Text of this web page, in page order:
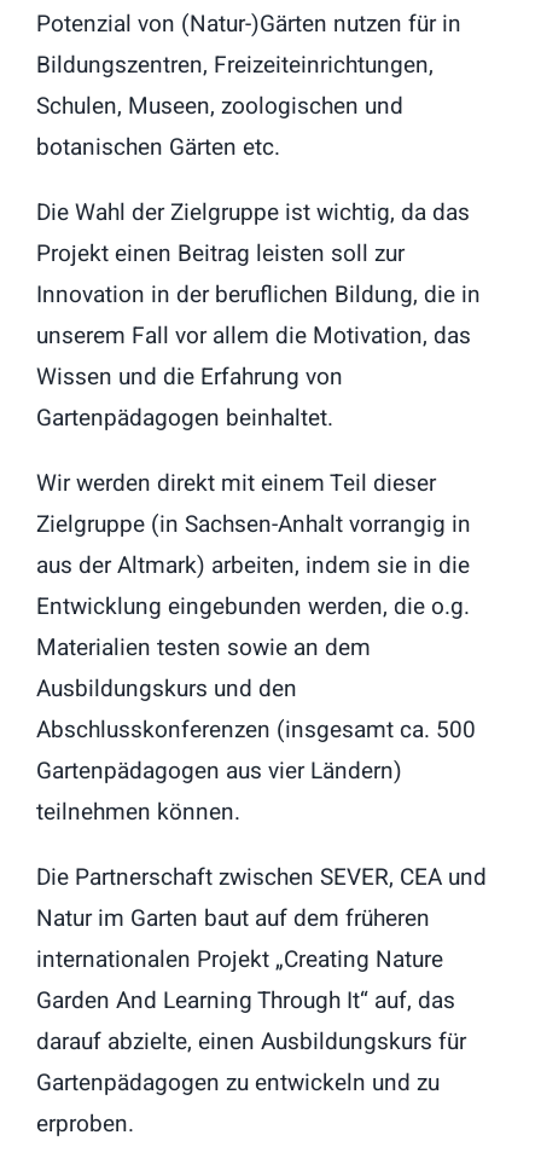
Potenzial von (Natur-)Gärten nutzen für in
Bildungszentren, Freizeiteinrichtungen,
Schulen, Museen, zoologischen und
botanischen Gärten etc.
Die Wahl der Zielgruppe ist wichtig, da das
Projekt einen Beitrag leisten soll zur
Innovation in der beruflichen Bildung, die in
unserem Fall vor allem die Motivation, das
Wissen und die Erfahrung von
Gartenpädagogen beinhaltet.
Wir werden direkt mit einem Teil dieser
Zielgruppe (in Sachsen-Anhalt vorrangig in
aus der Altmark) arbeiten, indem sie in die
Entwicklung eingebunden werden, die o.g.
Materialien testen sowie an dem
Ausbildungskurs und den
Abschlusskonferenzen (insgesamt ca. 500
Gartenpädagogen aus vier Ländern)
teilnehmen können.
Die Partnerschaft zwischen SEVER, CEA und
Natur im Garten baut auf dem früheren
internationalen Projekt „Creating Nature
Garden And Learning Through It“ auf, das
darauf abzielte, einen Ausbildungskurs für
Gartenpädagogen zu entwickeln und zu
erproben.